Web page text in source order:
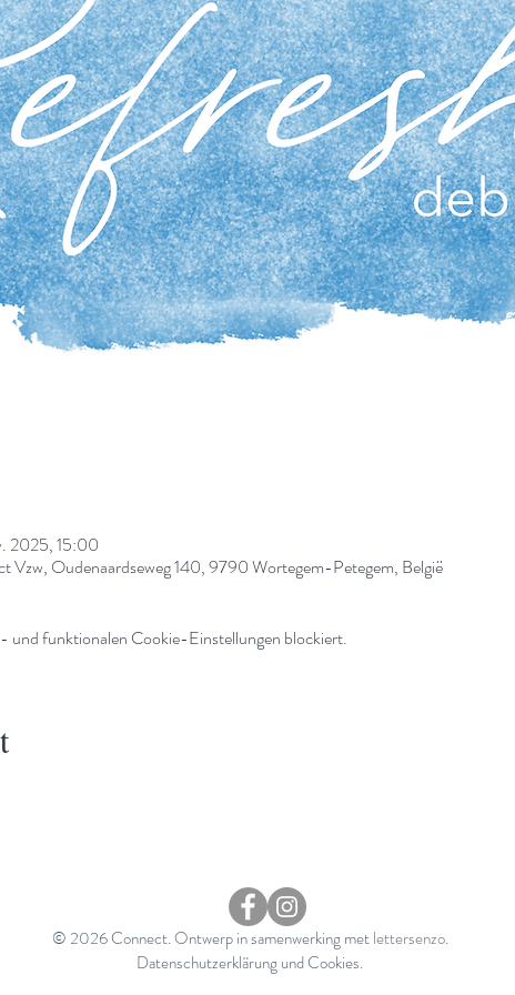
2025, 15:00
Vzw, Oudenaardseweg 140, 9790 Wortegem-Petegem, België
und funktionalen Cookie-Einstellungen blockiert.
© 2026 Connect. Ontwerp in samenwerking metlettersenzo.
Datenschutzerklärung und Cookies.